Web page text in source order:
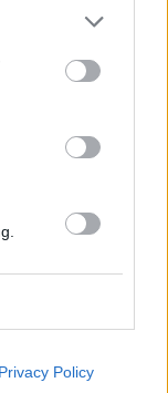
Privacy Policy
bronz pentru Aissia